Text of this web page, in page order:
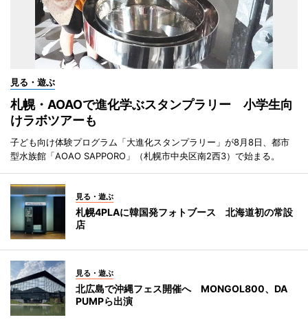
見る・遊ぶ
札幌・AOAOで進化学ぶスタンプラリー 小学生向
けラボツアーも
子ども向け体験プログラム「大進化スタンプラリー」が8月8日、都市
型水族館「AOAO SAPPORO」（札幌市中央区南2西3）で始まる。
見る・遊ぶ
札幌4PLAに韓国発フォトブース 北海道初の常設
店
見る・遊ぶ
北広島で沖縄フェス開催へ MONGOL800、DA
PUMPら出演